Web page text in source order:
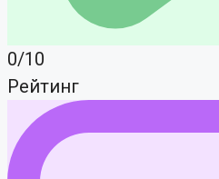
0/10
Рейтинг